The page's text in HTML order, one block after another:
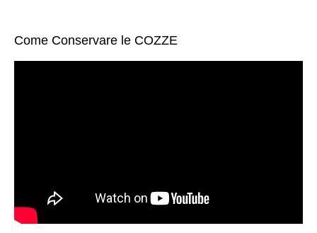
Come Conservare le COZZE